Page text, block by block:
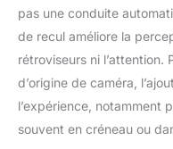
pas une conduite
de recul améliore la
rétroviseurs ni l’attention.
d’origine de caméra,
l’expérience, notamment
souvent en créneau ou